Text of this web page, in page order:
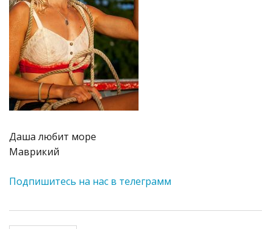
Даша любит море
Маврикий
Подпишитесь на нас в телеграмм